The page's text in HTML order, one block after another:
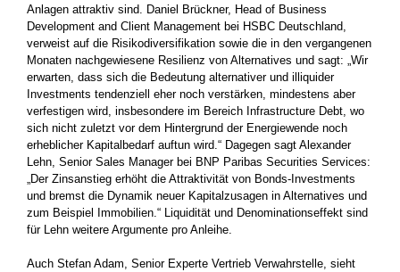
Anlagen attraktiv sind. Daniel Brückner, Head of Business
Development and Client Management bei HSBC Deutschland,
verweist auf die Risikodiversifikation sowie die in den vergangenen
Monaten nachgewiesene Resilienz von Alternatives und sagt: „Wir
erwarten, dass sich die Bedeutung alternativer und illiquider
Investments tendenziell eher noch verstärken, mindestens aber
verfestigen wird, insbesondere im Bereich Infrastructure Debt, wo
sich nicht zuletzt vor dem Hintergrund der Energiewende noch
erheblicher Kapitalbedarf auftun wird.“ Dagegen sagt Alexander
Lehn, Senior Sales Manager bei BNP Paribas Securities Services:
„Der Zinsanstieg erhöht die Attraktivität von Bonds-Investments
und bremst die Dynamik neuer Kapitalzusagen in Alternatives und
zum Beispiel Immobilien.“ Liquidität und Denominationseffekt sind
für Lehn weitere Argumente pro Anleihe.
Auch Stefan Adam, Senior Experte Vertrieb Verwahrstelle, sieht